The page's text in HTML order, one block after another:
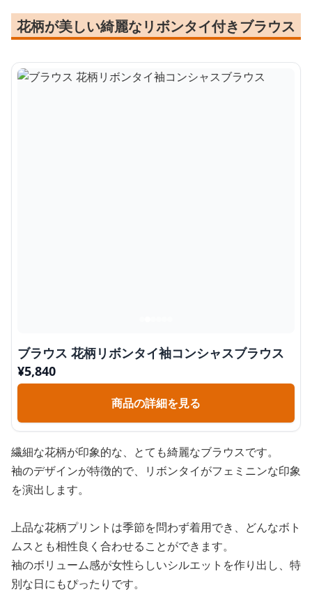
花柄が美しい綺麗なリボンタイ付きブラウス
ブラウス 花柄リボンタイ袖コンシャスブラウス
¥5,840
商品の詳細を見る
繊細な花柄が印象的な、とても綺麗なブラウスです。
袖のデザインが特徴的で、リボンタイがフェミニンな印象
を演出します。
上品な花柄プリントは季節を問わず着用でき、どんなボト
ムスとも相性良く合わせることができます。
袖のボリューム感が女性らしいシルエットを作り出し、特
別な日にもぴったりです。